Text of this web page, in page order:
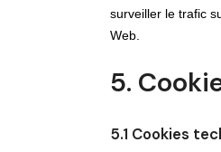
surveiller le trafic
Web.
5.
5.1 Cookies